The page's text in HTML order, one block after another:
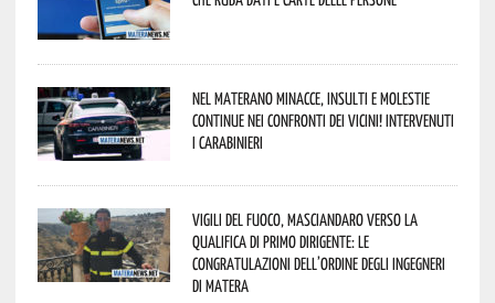
Nel materano minacce, insulti e molestie
continue nei confronti dei vicini! Intervenuti
i Carabinieri
Vigili del Fuoco, Masciandaro verso la
qualifica di Primo Dirigente: le
congratulazioni dell’Ordine degli Ingegneri
di Matera